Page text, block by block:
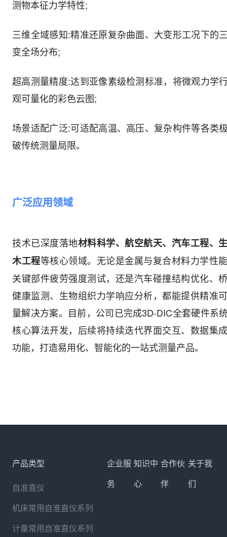
测物本征力学特性;
三维全域感知:精准还原复杂曲面、大变形工况下的
变全场分布;
超高测量精度:达到亚像素级检测标准，将微观力学
观可量化的彩色云图;
场景适配广泛:可适配高温、高压、复杂构件等各类
破传统测量局限。
广泛应用领域
技术已深度落地材料科学、航空航天、汽车工程、
木工程等核心领域。无论是金属与复合材料力学性
关键部件疲劳强度测试，还是汽车碰撞结构优化、
健康监测、生物组织力学响应分析，都能提供精准
量解决方案。目前，公司已完成3D-DIC全套硬件系
核心算法开发，后续将持续迭代界面交互、数据集
功能，打造易用化、智能化的一站式测量产品。
产品类型
自准直仪
机床常用自准直仪系列
计量常用自准直仪系列
企业服
务
知识中
心
合作伙
伴
关于我
们